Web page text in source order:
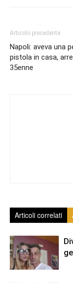
Articolo precedente
Napoli: aveva una
pistola in casa,
35enne
Articoli correlati